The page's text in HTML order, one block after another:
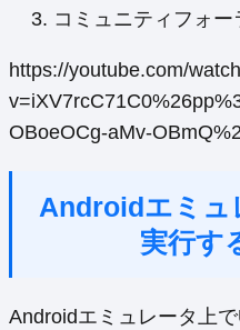
コミュニティフォー
https://youtube.com/
OBoeOCg-aMv-
Androidエミュ
実行す
Androidエミュレータ上